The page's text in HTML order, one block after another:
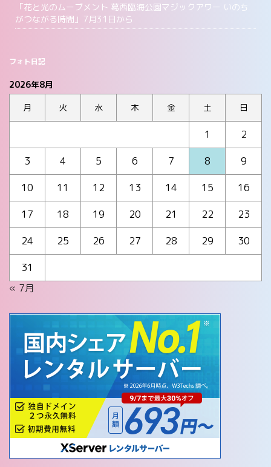
「花と光のムーブメント 葛西臨海公園マジックアワー いのち
がつながる時間」7月31日から
フォト日記
2026年8月
月
火 水 木 金 土 日
1
2
3
4 5 6 7 8
9
10
11 12 13 14 15
16
17
18 19 20 21 22
23
24
25 26 27 28 29
30
31
« 7月